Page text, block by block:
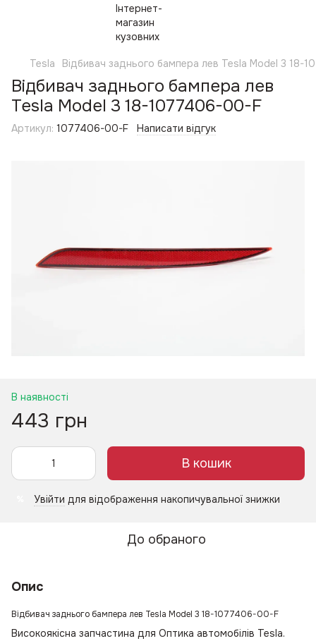
Tesla Відбивач заднього бампера лев Tesla Model 3 18-
Відбивач заднього бампера лев
Tesla Model 3 18-1077406-00-F
Артикул: 1077406-00-F Написати відгук
В наявності
443 грн
В кошик
Увійти для відображення накопичувальної знижки
До обраного
Опис
Відбивач заднього бампера лев Tesla Model 3 18-1077406-00-F
Високоякісна запчастина для Оптика автомобілів Tesla.